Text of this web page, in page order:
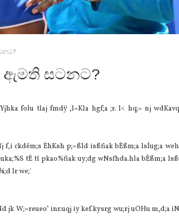
ඇමති සටනට?
folu tlaj fmdÿ ,l=Kla hgf;a ;r. l< hq;= nj
ckdêm;s ÈhKsh p;=ßld isßfiak bÈßm;a lsÍug;a
tÉ tï pkao%fiak uy;dg wNsfhda.hla bÈßm;a
lr we;'
jk W;=reueo" inr.uqj iy kef.kysrg wu;rj uOHu m,d;a